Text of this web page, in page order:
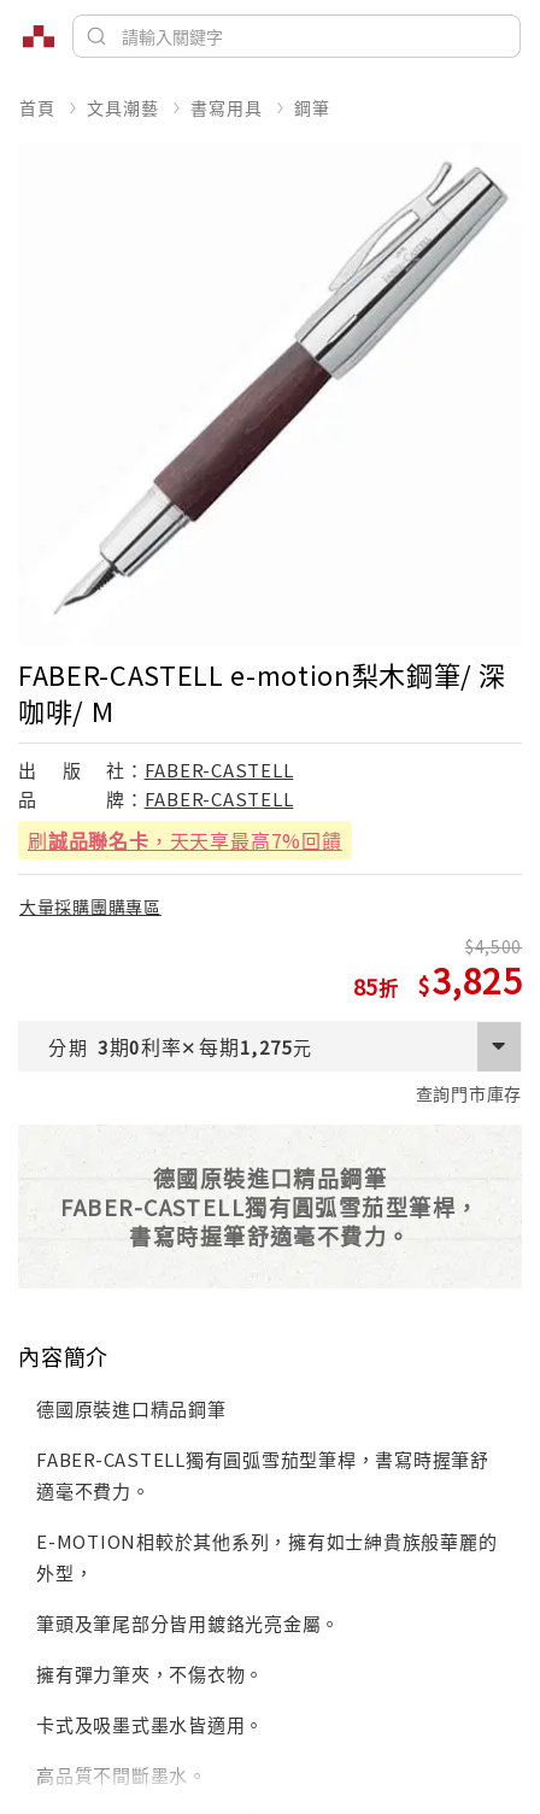
首頁 文具潮藝 書寫用具 鋼筆
FABER-CASTELL e-motion梨木鋼筆/ 深
咖啡/ M
出 版 社： FABER-CASTELL
品
牌： FABER-CASTELL
刷誠品聯名卡 ，天天享最高7%回饋
大量採購團購專區
85
4,500
3,825
分期 3期0利率✕每期1,275元
查詢門市庫存
德國原裝進口精品鋼筆
FABER-CASTELL獨有圓弧雪茄型筆桿，
書寫時握筆舒適毫不費力。
內容簡介
德國原裝進口精品鋼筆
FABER-CASTELL獨有圓弧雪茄型筆桿，書寫時握筆舒
適毫不費力。
E-MOTION相較於其他系列，擁有如士紳貴族般華麗的
外型，
筆頭及筆尾部分皆用鍍鉻光亮金屬。
擁有彈力筆夾，不傷衣物。
卡式及吸墨式墨水皆適用。
高品質不間斷墨水。